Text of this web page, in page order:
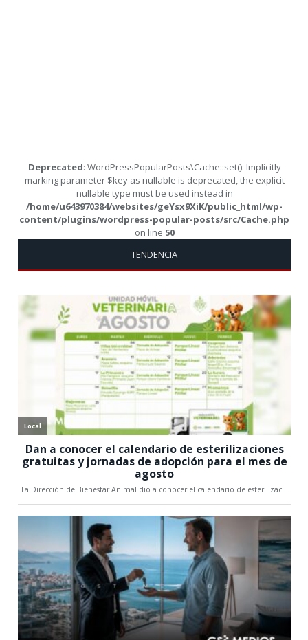
Deprecated: WordPressPopularPosts\Cache::set(): Implicitly
marking parameter $key as nullable is deprecated, the explicit
nullable type must be used instead in
/home/u643970384/websites/geYsx9XiK/public_html/wp-
content/plugins/wordpress-popular-posts/src/Cache.php
on line 50
TENDENCIA